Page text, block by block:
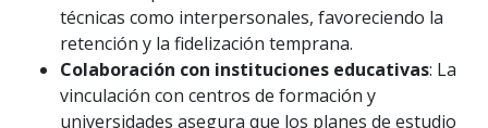
técnicas como interpersonales, favoreciendo la
retención y la fidelización temprana.
Colaboración con instituciones educativas: La
vinculación con centros de formación y
universidades asegura que los planes de estudio